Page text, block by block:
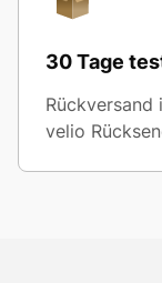
30 Tage
Rückversand
velio